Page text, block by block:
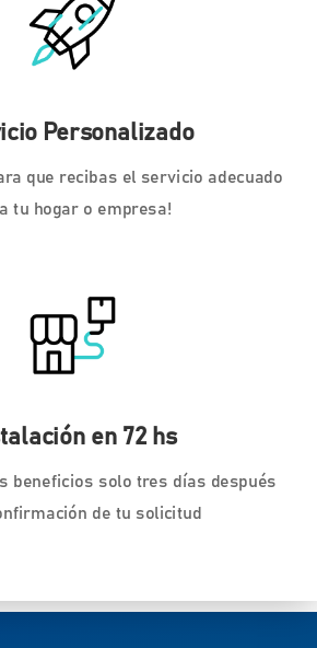
Personalizado
que recibas el servicio adecuado
tu hogar o empresa!
en 72 hs
beneficios solo tres días después
de tu solicitud